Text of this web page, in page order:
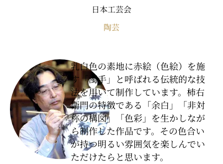
日本工芸会
陶芸
乳白色の素地に赤絵（色絵）を施
す「濁手」と呼ばれる伝統的な技
法を用いて制作しています。柿右
衛門の特徴である「余白」「非対
称の構図」「色彩」を生かしなが
ら制作した作品です。その色合い
が持つ明るい雰囲気を楽しんでい
ただけたらと思います。